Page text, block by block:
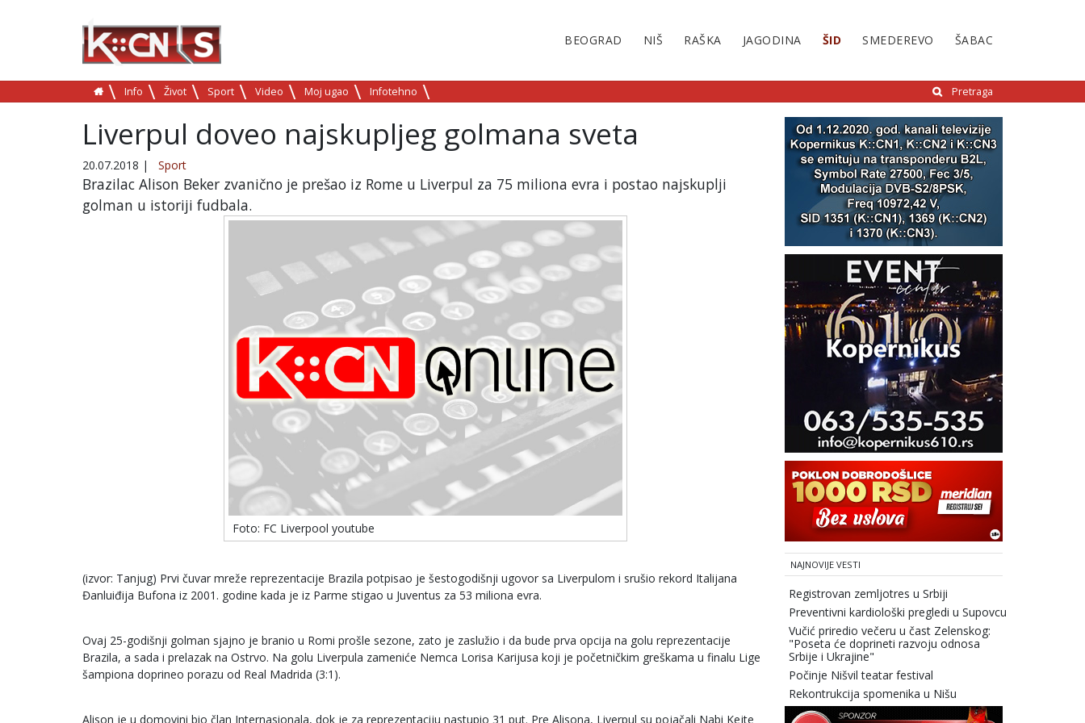
BEOGRAD NIŠ RAŠKA JAGODINA ŠID SMEDEREVO ŠABAC
Info Život Sport Video Moj ugao Infotehno Pretraga
Liverpul doveo najskupljeg golmana sveta
20.07.2018 | Sport
Brazilac Alison Beker zvanično je prešao iz Rome u Liverpul za 75 miliona evra i postao najskuplji
golman u istoriji fudbala.
Foto: FC Liverpool youtube
(izvor: Tanjug) Prvi čuvar mreže reprezentacije Brazila potpisao je šestogodišnji ugovor sa Liverpulom i srušio rekord Italijana
Đanluiđija Bufona iz 2001. godine kada je iz Parme stigao u Juventus za 53 miliona evra.
Ovaj 25-godišnji golman sjajno je branio u Romi prošle sezone, zato je zaslužio i da bude prva opcija na golu reprezentacije
Brazila, a sada i prelazak na Ostrvo. Na golu Liverpula zameniće Nemca Lorisa Karijusa koji je početničkim greškama u finalu Lige
šampiona doprineo porazu od Real Madrida (3:1).
Alison je u domovini bio član Internasionala, dok je za reprezentaciju nastupio 31 put. Pre Alisona, Liverpul su pojačali Nabi Kejte
NAJNOVIJE VESTI
Registrovan zemljotres u Srbiji
Preventivni kardiološki pregledi u Supovcu
Vučić priredio večeru u čast Zelenskog:
"Poseta će doprineti razvoju odnosa
Srbije i Ukrajine"
Počinje Nišvil teatar festival
Rekontrukcija spomenika u Nišu